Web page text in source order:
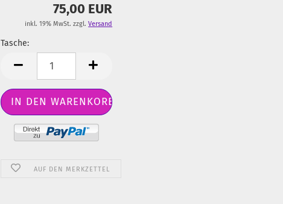
75,00 EUR
inkl. 19% MwSt. zzgl.Versand
Tasche:
Tasche
AUF DEN MERKZETTEL